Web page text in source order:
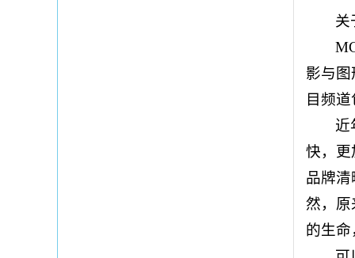
关
影与
目频
近
快，更
品牌
然，原
的生